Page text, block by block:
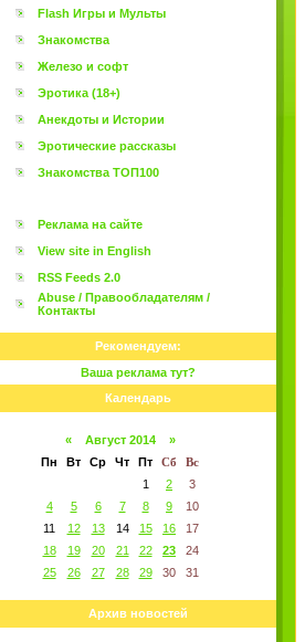
Flash Игры и Мульты
Знакомства
Железо и софт
Эротика (18+)
Анекдоты и Истории
Эротические рассказы
Знакомства ТОП100
Реклама на сайте
View site in English
RSS Feeds 2.0
Abuse / Правообладателям /
Контакты
Рекомендуем:
Ваша реклама тут?
Календарь
« Август 2014
»
Пн
Вт Ср Чт Пт Сб
Вс
1
2
3
4
5 6 7 8 9
10
11
12 13 14 15 16
17
18
19 20 21 22 23
24
25
26 27 28 29 30 31
Архив новостей